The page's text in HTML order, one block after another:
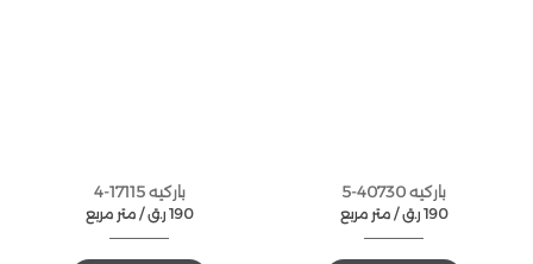
باركيه 40730-5
متر مربع / 190 ر.ق
باركيه 17115-4
متر مربع / 190 ر.ق